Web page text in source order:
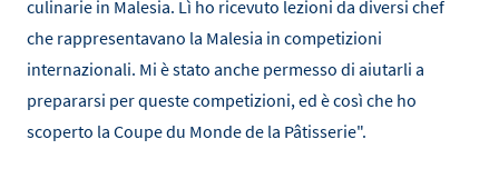
culinarie in Malesia. Lì ho ricevuto lezioni da diversi chef
che rappresentavano la Malesia in competizioni
internazionali. Mi è stato anche permesso di aiutarli a
prepararsi per queste competizioni, ed è così che ho
scoperto la Coupe du Monde de la Pâtisserie".